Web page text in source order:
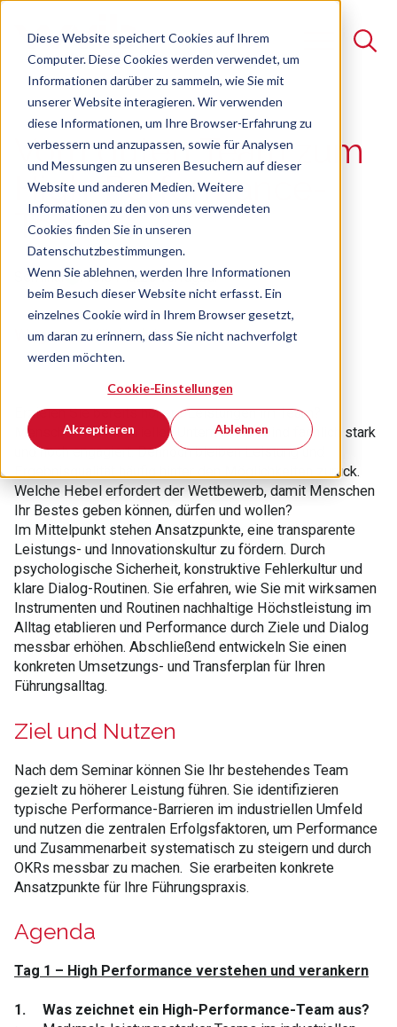
Diese Website speichert Cookies auf Ihrem
Computer. Diese Cookies werden verwendet, um
Informationen darüber zu sammeln, wie Sie mit
unserer Website interagieren. Wir verwenden
diese Informationen, um Ihre Browser-Erfahrung zu
verbessern und anzupassen, sowie für Analysen
und Messungen zu unseren Besuchern auf dieser
Website und anderen Medien. Weitere
Informationen zu den von uns verwendeten
Cookies finden Sie in unseren
Datenschutzbestimmungen.
Wenn Sie ablehnen, werden Ihre Informationen
beim Besuch dieser Website nicht erfasst. Ein
einzelnes Cookie wird in Ihrem Browser gesetzt,
um daran zu erinnern, dass Sie nicht nachverfolgt
werden möchten.
Cookie-Einstellungen
Akzeptieren Ablehnen
Suche
Es gibt keine Vorschläge, da das Suchfeld leer ist.
Vom guten Team zum
High-Performance-
Team
Seminar Freie Plätze verfügbar
Wege zur Höchstleistung
Erzielen Sie bereits höhere Leistungen im Team?
Menschen in industriellen Unternehmen sind fachlich stark
und hoch engagiert. Dennoch bleiben Leistung und
Ergebnisqualität häufig hinter den Möglichkeiten zurück.
Welche Hebel erfordert der Wettbewerb, damit Menschen
Ihr Bestes geben können, dürfen und wollen?
Im Mittelpunkt stehen Ansatzpunkte, eine transparente
Leistungs- und Innovationskultur zu fördern. Durch
psychologische Sicherheit, konstruktive Fehlerkultur und
klare Dialog-Routinen. Sie erfahren, wie Sie mit wirksamen
Instrumenten und Routinen nachhaltige Höchstleistung im
Alltag etablieren und Performance durch Ziele und Dialog
messbar erhöhen. Abschließend entwickeln Sie einen
konkreten Umsetzungs- und Transferplan für Ihren
Führungsalltag.
Ziel und Nutzen
Nach dem Seminar können Sie Ihr bestehendes Team
gezielt zu höherer Leistung führen. Sie identifizieren
typische Performance-Barrieren im industriellen Umfeld
und nutzen die zentralen Erfolgsfaktoren, um Performance
und Zusammenarbeit systematisch zu steigern und durch
OKRs messbar zu machen. Sie erarbeiten konkrete
Ansatzpunkte für Ihre Führungspraxis.
Agenda
Tag 1 – High Performance verstehen und verankern
1.
Was zeichnet ein High-Performance-Team aus?